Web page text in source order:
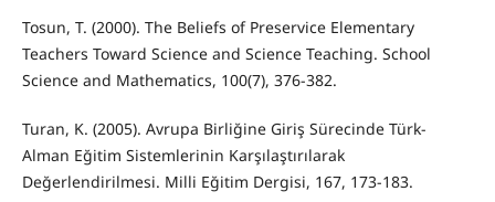
Tosun, T. (2000). The Beliefs of Preservice Elementary
Teachers Toward Science and Science Teaching. School
Science and Mathematics, 100(7), 376-382.
Turan, K. (2005). Avrupa Birliğine Giriş Sürecinde Türk-
Alman Eğitim Sistemlerinin Karşılaştırılarak
Değerlendirilmesi. Milli Eğitim Dergisi, 167, 173-183.